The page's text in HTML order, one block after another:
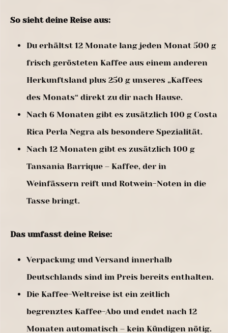
So sieht deine Reise aus:
Du erhältst 12 Monate lang jeden Monat 500 g
frisch gerösteten Kaffee aus einem anderen
Herkunftsland plus 250 g unseres „Kaffees
des Monats“ direkt zu dir nach Hause.
Nach 6 Monaten gibt es zusätzlich 100 g Costa
Rica Perla Negra als besondere Spezialität.
Nach 12 Monaten gibt es zusätzlich 100 g
Tansania Barrique – Kaffee, der in
Weinfässern reift und Rotwein-Noten in die
Tasse bringt.
Das umfasst deine Reise:
Verpackung und Versand innerhalb
Deutschlands sind im Preis bereits enthalten.
Die Kaffee-Weltreise ist ein zeitlich
begrenztes Kaffee-Abo und endet nach 12
Monaten automatisch – kein Kündigen nötig.